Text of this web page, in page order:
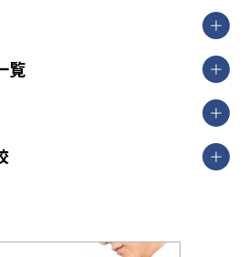
茨城県
長野県
京都府 奈良県
和歌山県
覧
の受験を成功させる方法